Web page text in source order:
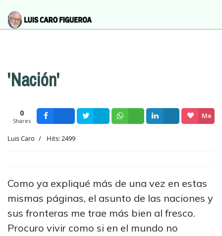
'Nación'
0
Shares
Me
Luis Caro
Hits: 2499
Como ya expliqué más de una vez en estas
mismas páginas, el asunto de las naciones y
sus fronteras me trae más bien al fresco.
Procuro vivir como si en el mundo no